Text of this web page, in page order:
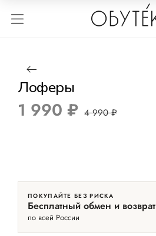
Лоферы
1 990 ₽ 4 990 ₽
ПОКУПАЙТЕ БЕЗ РИСКА
Бесплатный обмен и возврат
по всей России